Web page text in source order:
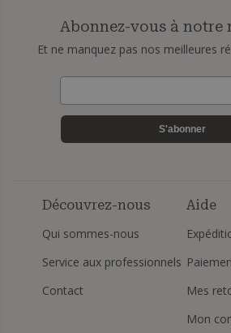
Abonnez-vous à notre
Et ne manquez pas nos meilleures
S'abonner
Découvrez-nous
Qui sommes-nous
Service aux professionnels
Contact
Aide
Mes
Mon